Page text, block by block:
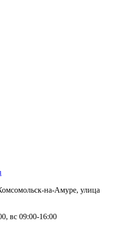
на-Амуре, улица
вс 09:00-16:00